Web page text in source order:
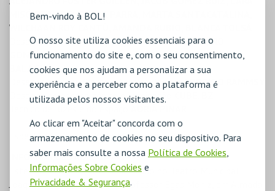
Bem-vindo à BOL!
O nosso site utiliza cookies essenciais para o
funcionamento do site e, com o seu consentimento,
cookies que nos ajudam a personalizar a sua
experiência e a perceber como a plataforma é
utilizada pelos nossos visitantes.
Ao clicar em "Aceitar" concorda com o
armazenamento de cookies no seu dispositivo. Para
saber mais consulte a nossa Política de Cookies
Informações Sobre Cookies e
Privacidade & Segurança.
MISÓ PEINADO, PAULA PARRA, MARTA SANTACATALINA,
WILCHAAN ROY CANTÙ, AMANDA RUBIO, BLANCA TOLSÁ
Desenho de som e composição musicalALEJANDRO
GONZÁLEZ DA ROCHA com a colaboração deRAMON
BALAGUÉ
Desenho de som directo e técnico de somRODRIGO RAMMSY
Desenho do espaço cénico e iluminação
Espectáculo integrado na Mostra de Espanha 2026
INFORMAÇÕES ADICIONAIS
Este espectáculo será apresentado no Teatro Municipal
Joaquim Benite, na Avenida Professor Egas Moniz, em Almada